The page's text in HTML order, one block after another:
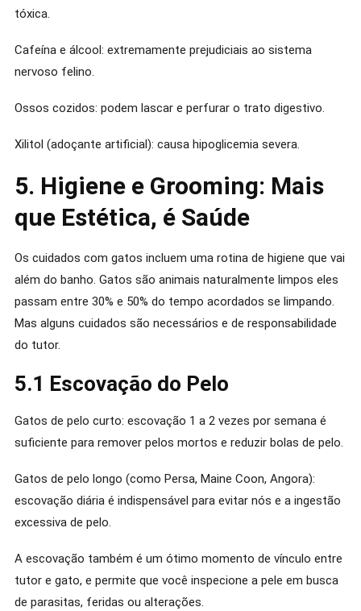
tóxica.
Cafeína e álcool: extremamente prejudiciais ao sistema
nervoso felino.
Ossos cozidos: podem lascar e perfurar o trato digestivo.
Xilitol (adoçante artificial): causa hipoglicemia severa.
5. Higiene e Grooming: Mais
que Estética, é Saúde
Os cuidados com gatos incluem uma rotina de higiene que vai
além do banho. Gatos são animais naturalmente limpos eles
passam entre 30% e 50% do tempo acordados se limpando.
Mas alguns cuidados são necessários e de responsabilidade
do tutor.
5.1 Escovação do Pelo
Gatos de pelo curto: escovação 1 a 2 vezes por semana é
suficiente para remover pelos mortos e reduzir bolas de pelo.
Gatos de pelo longo (como Persa, Maine Coon, Angora):
escovação diária é indispensável para evitar nós e a ingestão
excessiva de pelo.
A escovação também é um ótimo momento de vínculo entre
tutor e gato, e permite que você inspecione a pele em busca
de parasitas, feridas ou alterações.